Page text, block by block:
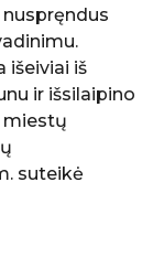
išeiviai iš
ir išsilaipino
miestų
suteikė